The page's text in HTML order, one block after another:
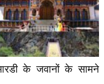
के जवानों के सामने